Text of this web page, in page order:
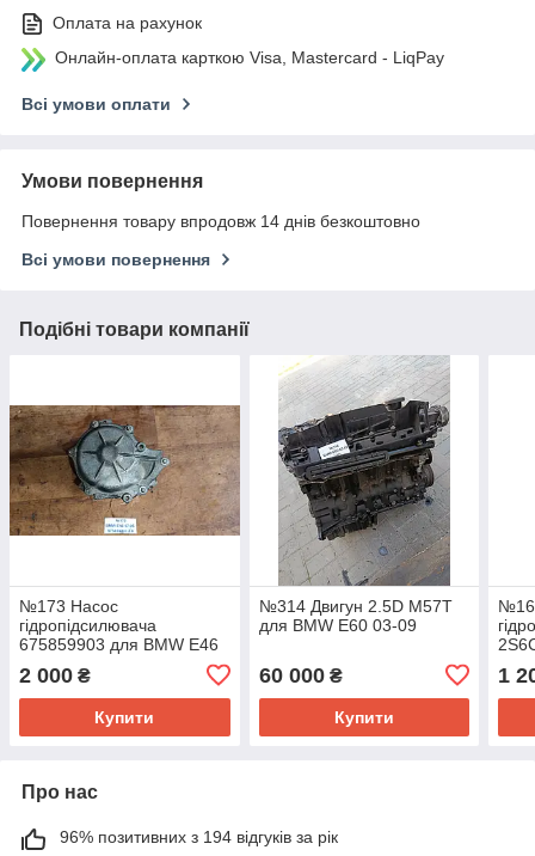
Оплата на рахунок
Онлайн-оплата карткою Visa, Mastercard - LiqPay
Всі умови оплати
Умови повернення
Повернення товару впродовж 14 днів безкоштовно
Всі умови повернення
Подібні товари компанії
№173 Насос
гідропідсилювача
675859903 для BMW E46
2 000 ₴
Купити
№314 Двигун 2.5D M57T
для BMW E60 03-09
60 000₴
Купити
1
Про нас
96% позитивних з 194 відгуків за рік